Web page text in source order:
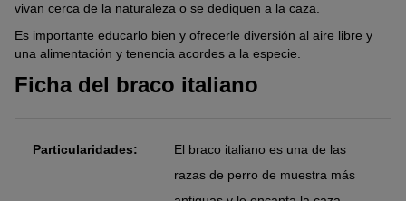
vivan cerca de la naturaleza o se dediquen a la caza.
Es importante educarlo bien y ofrecerle diversión al aire libre y
una alimentación y tenencia acordes a la especie.
Ficha del braco italiano
Particularidades:
El braco italiano es una de las
razas de perro de muestra más